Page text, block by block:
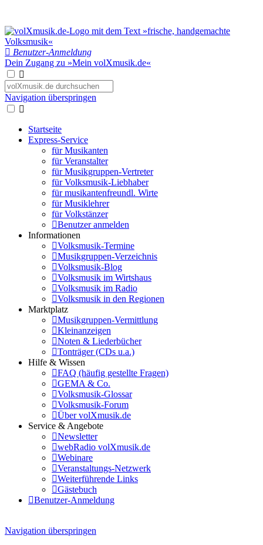
Benutzer-Anmeldung
Dein Zugang zu »Mein volXmusik.de«
Navigation überspringen
Startseite
Express-Service
für Musikanten
für Veranstalter
für Musikgruppen-Vertreter
für Volksmusik-Liebhaber
für musikantenfreundl. Wirte
für Musiklehrer
für Volkstänzer
Benutzer anmelden
Informationen
Volksmusik-Termine
Musikgruppen-Verzeichnis
Volksmusik-Blog
Volksmusik im Wirtshaus
Volksmusik im Radio
Volksmusik in den Regionen
Marktplatz
Musikgruppen-Vermittlung
Kleinanzeigen
Noten & Liederbücher
Tonträger (CDs u.a.)
Hilfe & Wissen
FAQ (häufig gestellte Fragen)
GEMA & Co.
Volksmusik-Glossar
Volksmusik-Forum
Über volXmusik.de
Service & Angebote
Newsletter
webRadio volXmusik.de
Webinare
Veranstaltungs-Netzwerk
Weiterführende Links
Gästebuch
Benutzer-Anmeldung
Navigation überspringen